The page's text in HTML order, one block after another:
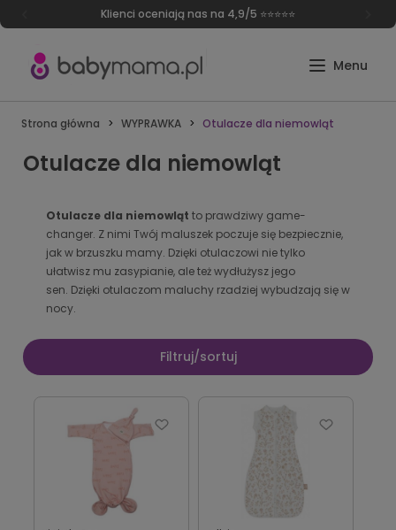
Klienci oceniają nas na 4,9/5 ⭐⭐⭐⭐⭐
Strona główna WYPRAWKA Otulacze dla niemowląt
Otulacze dla niemowląt
Otulacze dla niemowląt to prawdziwy game-
changer. Z nimi Twój maluszek poczuje się bezpiecznie,
jak w brzuszku mamy. Dzięki otulaczowi nie tylko
ułatwisz mu zasypianie, ale też wydłużysz jego
sen. Dzięki otulaczom maluchy rzadziej wybudzają się w
nocy.
Filtruj/sortuj